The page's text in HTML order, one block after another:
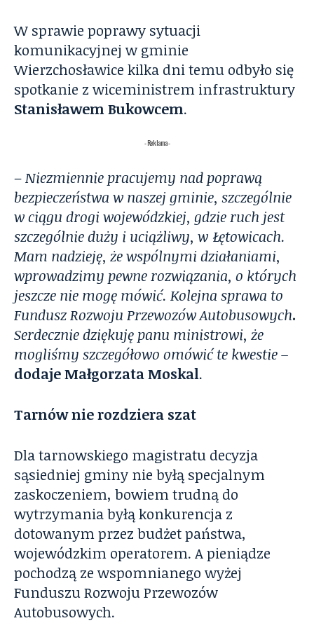
W sprawie poprawy sytuacji
komunikacyjnej w gminie
Wierzchosławice kilka dni temu odbyło się
spotkanie z wiceministrem infrastruktury
Stanisławem Bukowcem.
- Reklama -
–Niezmiennie pracujemy nad poprawą
bezpieczeństwa w naszej gminie, szczególnie
w ciągu drogi wojewódzkiej, gdzie ruch jest
szczególnie duży i uciążliwy, w Łętowicach.
Mam nadzieję, że wspólnymi działaniami,
wprowadzimy pewne rozwiązania, o których
jeszcze nie mogę mówić. Kolejna sprawa to
Fundusz Rozwoju Przewozów Autobusowych.
Serdecznie dziękuję panu ministrowi, że
mogliśmy szczegółowo omówić te kwestie–
dodaje Małgorzata Moskal.
Tarnów nie rozdziera szat
Dla tarnowskiego magistratu decyzja
sąsiedniej gminy nie byłą specjalnym
zaskoczeniem, bowiem trudną do
wytrzymania byłą konkurencja z
dotowanym przez budżet państwa,
wojewódzkim operatorem. A pieniądze
pochodzą ze wspomnianego wyżej
Funduszu Rozwoju Przewozów
Autobusowych.